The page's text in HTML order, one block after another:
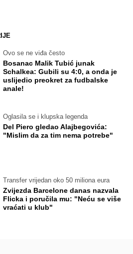
Ovo se ne viđa često
Bosanac Malik Tubić junak
Schalkea: Gubili su 4:0, a onda je
uslijedio preokret za fudbalske
anale!
Oglasila se i klupska legenda
Del Piero gledao Alajbegovića:
"Mislim da za tim nema potrebe"
Transfer vrijedan oko 50 miliona eura
Zvijezda Barcelone danas nazvala
Flicka i poručila mu: "Neću se više
vraćati u klub"